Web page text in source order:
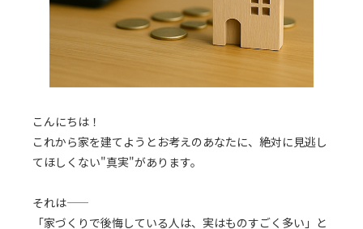
こんにちは！
これから家を建てようとお考えのあなたに、絶対に見逃し
てほしくない"真実"があります。
それは――
「家づくりで後悔している人は、実はものすごく多い」と